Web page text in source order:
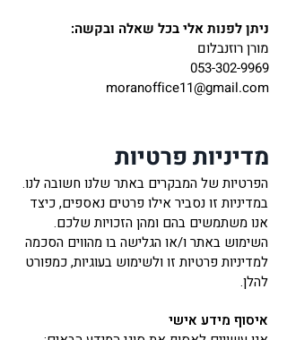
ניתן לפנות אלי בכל שאלה ובקשה:
מורן רוזנבלום
053-302-9969
moranoffice11@gmail.com‬
מדיניות פרטיות
הפרטיות של המבקרים באתר שלנו חשובה לנו.
במדיניות זו נסביר אילו פרטים נאספים, כיצד
אנו משתמשים בהם ומהן הזכויות שלכם.
השימוש באתר ו/או הגלישה בו מהווים הסכמה
למדיניות פרטיות זו ולשימוש בעוגיות, כמפורט
להלן.
איסוף מידע אישי